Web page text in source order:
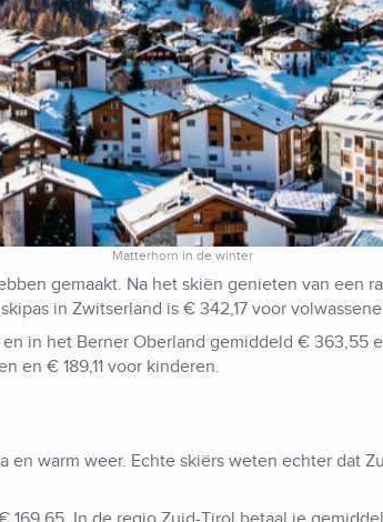
Matterhorn in de winter
gemaakt. Na het skiën genieten van een
in Zwitserland is € 342,17 voor
in het Berner Oberland gemiddeld € 363,55
en € 189,11 voor kinderen.
warm weer. Echte skiërs weten echter dat